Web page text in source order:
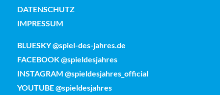
DATENSCHUTZ
IMPRESSUM
BLUESKY @spiel-des-jahres.de
FACEBOOK @spieldesjahres
INSTAGRAM @spieldesjahres_official
YOUTUBE @spieldesjahres